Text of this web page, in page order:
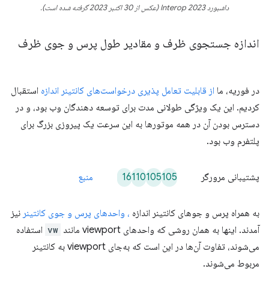
داشبورد Interop 2023 (عکس از 30 اکتبر 2023 گرفته شده است).
اندازه جستجوی ظرف و مقادیر طول پرس و جوی ظرف
در فوریه، ما از قابلیت تعامل پذیری درخواست‌های کانتینر اندازه استقبال
کردیم. این یک ویژگی طولانی مدت برای توسعه دهندگان وب بود، و در
دسترس بودن آن در همه موتورها به این سرعت یک پیروزی بزرگ برای
پلتفرم وب بود.
پشتیبانی مرورگر 105
105
110
16 منبع
به همراه پرس و جوهای کانتینر اندازه ، واحدهای پرس و جوی کانتینر نیز
آمدند. اینها به همان روشی که واحدهای viewport مانند
vw استفاده
می‌شوند، تفاوت آن‌ها در این است که به‌جای viewport به کانتینر
مربوط می‌شوند.